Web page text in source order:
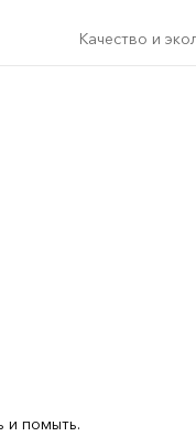
Качество и
и помыть.